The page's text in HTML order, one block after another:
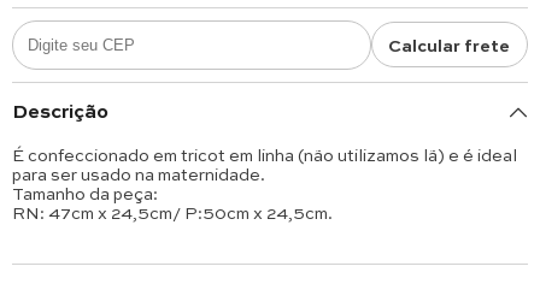
Calcular frete
Descrição
É confeccionado em tricot em linha (não utilizamos lã) e é ideal
para ser usado na maternidade.
Tamanho da peça:
RN: 47cm x 24,5cm/ P:50cm x 24,5cm.